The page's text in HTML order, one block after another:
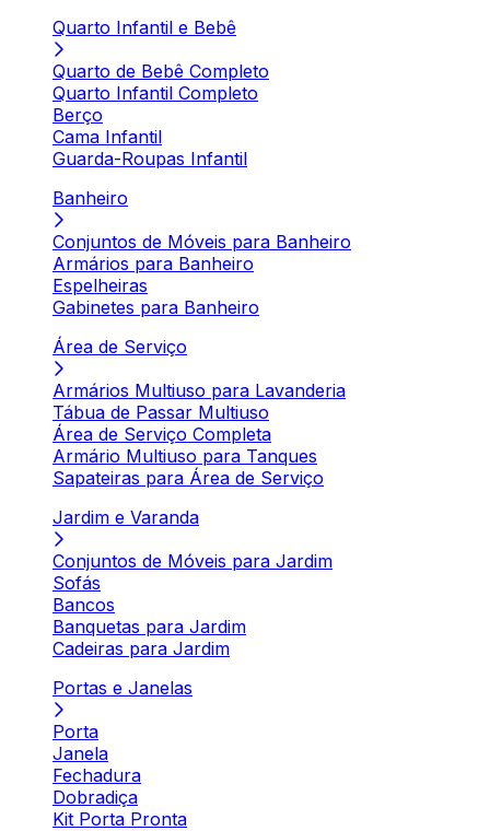
Quarto Infantil e Bebê
Quarto de Bebê Completo
Quarto Infantil Completo
Berço
Cama Infantil
Guarda-Roupas Infantil
Banheiro
Conjuntos de Móveis para Banheiro
Armários para Banheiro
Espelheiras
Gabinetes para Banheiro
Área de Serviço
Armários Multiuso para Lavanderia
Tábua de Passar Multiuso
Área de Serviço Completa
Armário Multiuso para Tanques
Sapateiras para Área de Serviço
Jardim e Varanda
Conjuntos de Móveis para Jardim
Sofás
Bancos
Banquetas para Jardim
Cadeiras para Jardim
Portas e Janelas
Porta
Janela
Fechadura
Dobradiça
Kit Porta Pronta